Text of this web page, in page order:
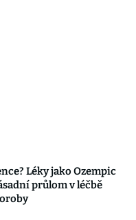
Léky jako Ozempic
průlom v léčbě